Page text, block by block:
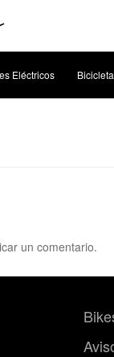
Eléctricos
un comentario.